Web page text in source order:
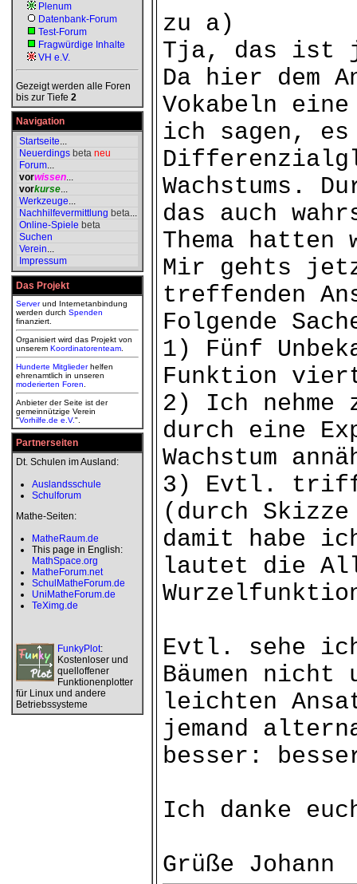
Plenum
Datenbank-Forum
Test-Forum
Fragwürdige Inhalte
VH e.V.
Gezeigt werden alle Foren
bis zur Tiefe 2
Navigation
Startseite...
Neuerdings beta neu
Forum...
vorwissen...
vorkurse...
Werkzeuge...
Nachhilfevermittlung beta...
Online-Spiele beta
Suchen
Verein...
Impressum
Das Projekt
Serverund Internetanbindung
werden durch Spenden
finanziert.
Organisiert wird das Projekt von
unserem Koordinatorenteam
Hunderte Mitgliederhelfen
ehrenamtlich in unseren
moderierten Foren
Anbieter der Seite ist der
gemeinnützige Verein
"Vorhilfe.de e.V.".
Partnerseiten
Dt. Schulen im Ausland:
Auslandsschule
Schulforum
Mathe-Seiten:
MatheRaum.de
This page in English:
MathSpace.org
MatheForum.net
SchulMatheForum.de
UniMatheForum.de
TeXimg.de
FunkyPlot:
Kostenloser und
quelloffener
Funktionenplotter
für Linux und andere
Betriebssysteme
zu a)
Tja, das ist
Da hier dem
Vokabeln
ich sagen,
Wachstums.
das auch
Thema
Mir gehts
treffenden
Folgende
1) Fünf
Funktion
2) Ich nehme
durch eine
Wachstum
3) Evtl.
(durch
damit habe
lautet die
Evtl. sehe
Bäumen
leichten
jemand
besser:
Ich danke
Grüße Johann